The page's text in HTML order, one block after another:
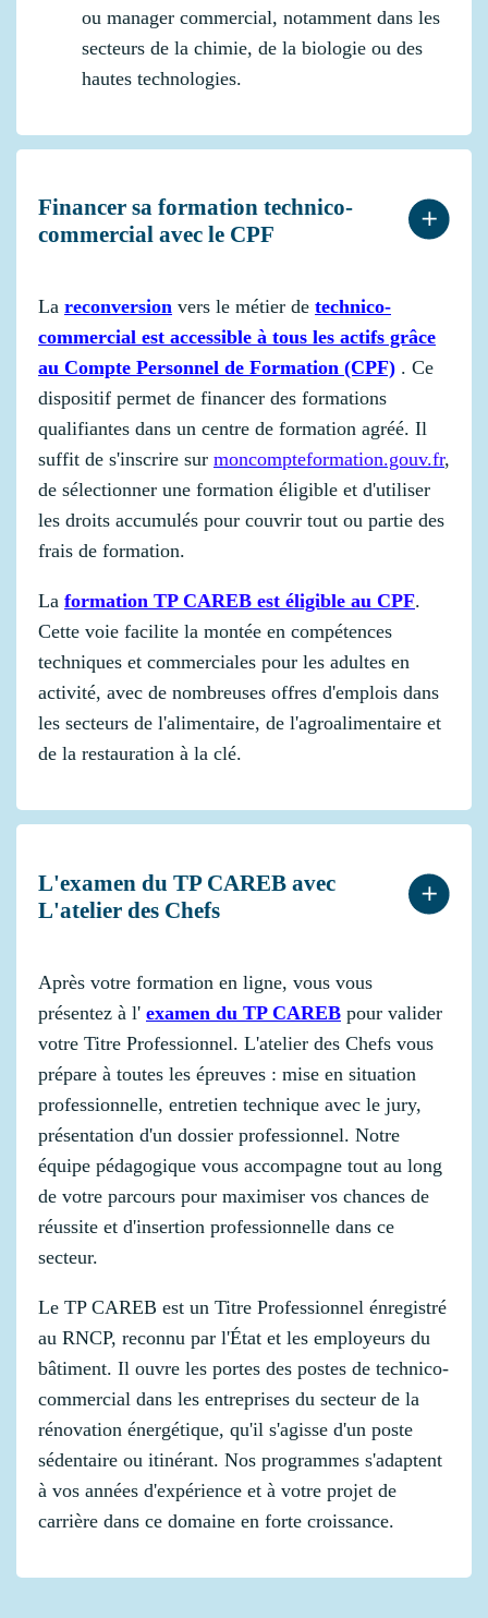
ou manager commercial, notamment dans les
secteurs de la chimie, de la biologie ou des
hautes technologies.
Financer sa formation technico-
commercial avec le CPF
La reconversion vers le métier de technico-
commercial est accessible à tous les actifs grâce
au Compte Personnel de Formation (CPF) . Ce
dispositif permet de financer des formations
qualifiantes dans un centre de formation agréé. Il
suffit de s'inscrire sur moncompteformation.gouv.fr,
de sélectionner une formation éligible et d'utiliser
les droits accumulés pour couvrir tout ou partie des
frais de formation.
La formation TP CAREB est éligible au CPF.
Cette voie facilite la montée en compétences
techniques et commerciales pour les adultes en
activité, avec de nombreuses offres d'emplois dans
les secteurs de l'alimentaire, de l'agroalimentaire et
de la restauration à la clé.
L'examen du TP CAREB avec
L'atelier des Chefs
Après votre formation en ligne, vous vous
présentez à l' examen du TP CAREB pour valider
votre Titre Professionnel. L'atelier des Chefs vous
prépare à toutes les épreuves : mise en situation
professionnelle, entretien technique avec le jury,
présentation d'un dossier professionnel. Notre
équipe pédagogique vous accompagne tout au long
de votre parcours pour maximiser vos chances de
réussite et d'insertion professionnelle dans ce
secteur.
Le TP CAREB est un Titre Professionnel énregistré
au RNCP, reconnu par l'État et les employeurs du
bâtiment. Il ouvre les portes des postes de technico-
commercial dans les entreprises du secteur de la
rénovation énergétique, qu'il s'agisse d'un poste
sédentaire ou itinérant. Nos programmes s'adaptent
à vos années d'expérience et à votre projet de
carrière dans ce domaine en forte croissance.